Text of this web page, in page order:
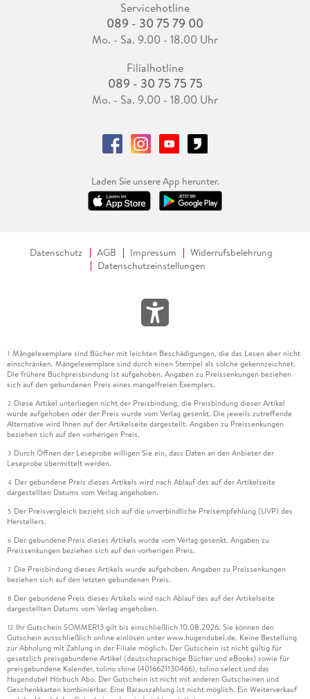
Servicehotline
089 - 30 75 79 00
Mo. - Sa. 9.00 - 18.00 Uhr
Filialhotline
089 - 30 75 75 75
Mo. - Sa. 9.00 - 18.00 Uhr
Laden Sie unsere App herunter.
Datenschutz AGB Impressum
Widerrufsbelehrung
Datenschutzeinstellungen
1 Mängelexemplare sind Bücher mit leichten Beschädigungen, die das Lesen aber nicht
einschränken. Mängelexemplare sind durch einen Stempel als solche gekennzeichnet.
Die frühere Buchpreisbindung ist aufgehoben. Angaben zu Preissenkungen beziehen
sich auf den gebundenen Preis eines mangelfreien Exemplars.
2 Diese Artikel unterliegen nicht der Preisbindung, die Preisbindung dieser Artikel
wurde aufgehoben oder der Preis wurde vom Verlag gesenkt. Die jeweils zutreffende
Alternative wird Ihnen auf der Artikelseite dargestellt. Angaben zu Preissenkungen
beziehen sich auf den vorherigen Preis.
3 Durch Öffnen der Leseprobe willigen Sie ein, dass Daten an den Anbieter der
Leseprobe übermittelt werden.
4 Der gebundene Preis dieses Artikels wird nach Ablauf des auf der Artikelseite
dargestellten Datums vom Verlag angehoben.
5 Der Preisvergleich bezieht sich auf die unverbindliche Preisempfehlung (UVP) des
Herstellers.
6 Der gebundene Preis dieses Artikels wurde vom Verlag gesenkt. Angaben zu
Preissenkungen beziehen sich auf den vorherigen Preis.
7 Die Preisbindung dieses Artikels wurde aufgehoben. Angaben zu Preissenkungen
beziehen sich auf den letzten gebundenen Preis.
8 Der gebundene Preis dieses Artikels wird nach Ablauf des auf der Artikelseite
dargestellten Datums vom Verlag angehoben.
12 Ihr Gutschein SOMMER13 gilt bis einschließlich 10.08.2026. Sie können den
Gutschein ausschließlich online einlösen unter www.hugendubel.de. Keine Bestellung
zur Abholung mit Zahlung in der Filiale möglich. Der Gutschein ist nicht gültig für
gesetzlich preisgebundene Artikel (deutschsprachige Bücher und eBooks) sowie für
preisgebundene Kalender, tolino shine (4016621130466), tolino select und das
Hugendubel Hörbuch Abo. Der Gutschein ist nicht mit anderen Gutscheinen und
Geschenkkarten kombinierbar. Eine Barauszahlung ist nicht möglich. Ein Weiterverkauf